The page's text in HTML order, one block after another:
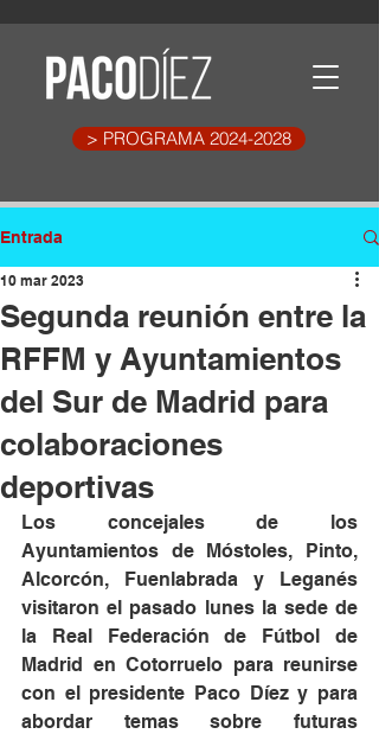
> PROGRAMA 2024-2028
Entrada
Segunda reunión entre la
RFFM y Ayuntamientos
del Sur de Madrid para
colaboraciones
deportivas
10 mar 2023
Los concejales de los
Ayuntamientos de Móstoles, Pinto,
Alcorcón, Fuenlabrada y Leganés
visitaron el pasado lunes la sede de
la Real Federación de Fútbol de
Madrid en Cotorruelo para reunirse
con el presidente Paco Díez y para
abordar temas sobre futuras